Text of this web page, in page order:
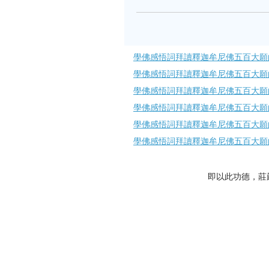
學佛感悟詞拜讀釋迦牟尼佛五百大
學佛感悟詞拜讀釋迦牟尼佛五百大
學佛感悟詞拜讀釋迦牟尼佛五百大
學佛感悟詞拜讀釋迦牟尼佛五百大
學佛感悟詞拜讀釋迦牟尼佛五百大
學佛感悟詞拜讀釋迦牟尼佛五百大
即以此功德，